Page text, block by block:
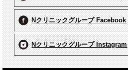
Nクリニックグループ Facebook
Nクリニックグループ Instagram